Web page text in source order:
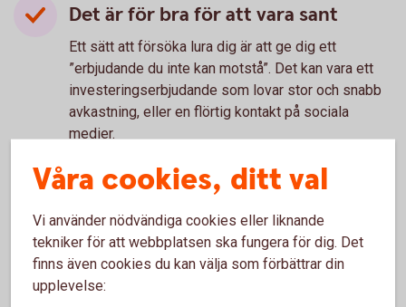
Det är för bra för att vara sant
Ett sätt att försöka lura dig är att ge dig ett
”erbjudande du inte kan motstå”. Det kan vara ett
investeringserbjudande som lovar stor och snabb
avkastning, eller en flörtig kontakt på sociala
medier.
Tips! Kolla alltid källan om något känns för bra för
att vara sant. Fråga någon du litar på vad de tycker
och tror om erbjudandet.
Våra cookies, ditt val
Vi använder nödvändiga cookies eller liknande
tekniker för att webbplatsen ska fungera för dig. Det
finns även cookies du kan välja som förbättrar din
upplevelse: